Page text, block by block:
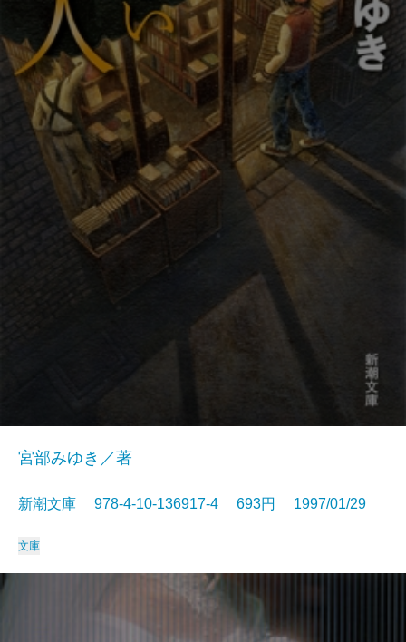
宮部みゆき／著
新潮文庫 978-4-10-136917-4 693円 1997/01/29
文庫